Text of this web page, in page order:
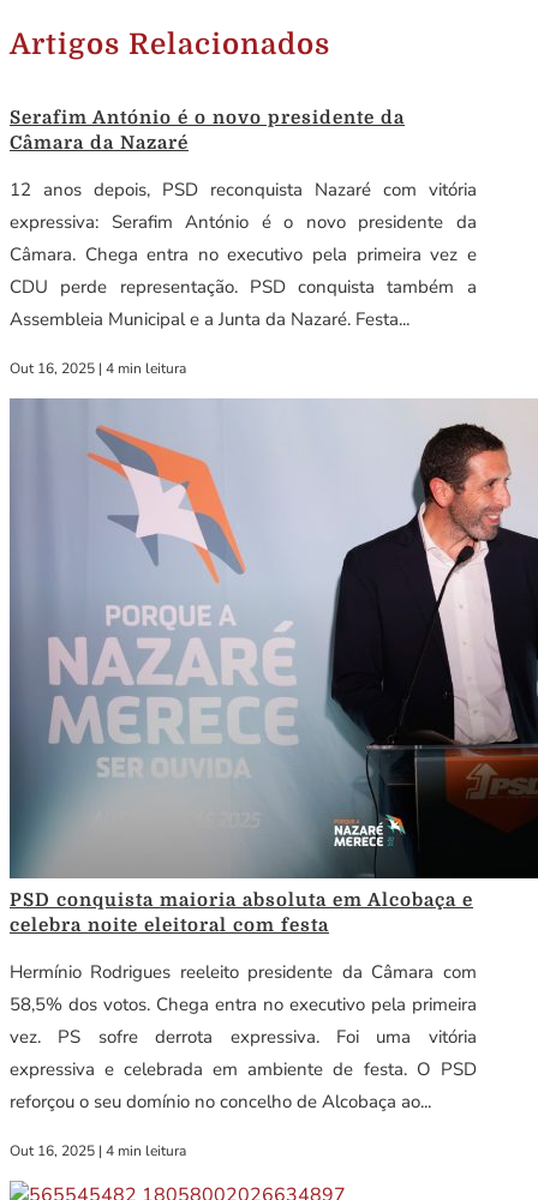
Artigos Relacionados
Serafim António é o novo presidente da
Câmara da Nazaré
12 anos depois, PSD reconquista Nazaré com vitória
expressiva: Serafim António é o novo presidente da
Câmara. Chega entra no executivo pela primeira vez e
CDU perde representação. PSD conquista também a
Assembleia Municipal e a Junta da Nazaré. Festa...
Out 16, 2025 | 4 min leitura
PSD conquista maioria absoluta em Alcobaça e
celebra noite eleitoral com festa
Hermínio Rodrigues reeleito presidente da Câmara com
58,5% dos votos. Chega entra no executivo pela primeira
vez. PS sofre derrota expressiva. Foi uma vitória
expressiva e celebrada em ambiente de festa. O PSD
reforçou o seu domínio no concelho de Alcobaça ao...
Out 16, 2025 | 4 min leitura